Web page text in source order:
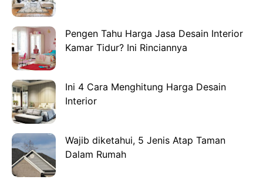
Pengen Tahu Harga Jasa Desain Interior
Kamar Tidur? Ini Rinciannya
Ini 4 Cara Menghitung Harga Desain
Interior
Wajib diketahui, 5 Jenis Atap Taman
Dalam Rumah